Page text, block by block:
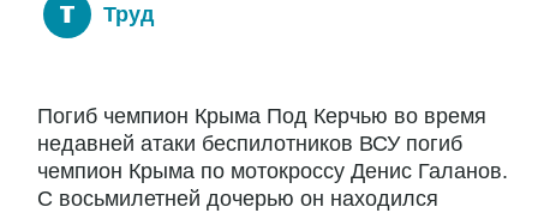
Труд
Погиб чемпион Крыма Под Керчью во время
недавней атаки беспилотников ВСУ погиб
чемпион Крыма по мотокроссу Денис Галанов.
С восьмилетней дочерью он находился